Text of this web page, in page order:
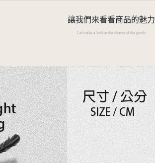
讓我們來看看商品的魅力
Let's take a look at the charm of the goods